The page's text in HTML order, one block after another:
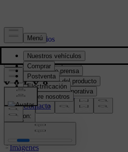
Prensa y Medios
Material de prensa
Información del producto
Información corporativa
Contacto de medios
location:
PY
Imágenes